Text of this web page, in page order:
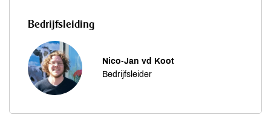
Bedrijfsleiding
Nico-Jan vd Koot
Bedrijfsleider